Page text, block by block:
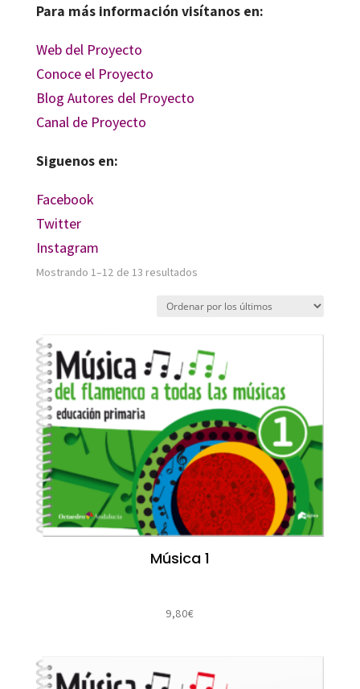
Para más información visítanos en:
Web del Proyecto
Conoce el Proyecto
Blog Autores del Proyecto
Canal de Proyecto
Siguenos en:
Facebook
Twitter
Instagram
Mostrando 1–12 de 13 resultadosOrdenado
Música 1
9,80€